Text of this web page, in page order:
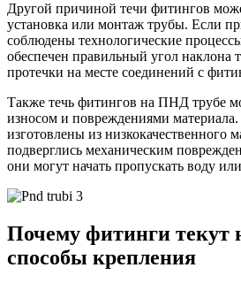
Другой причиной течи фитингов
установка или монтаж трубы. Если
соблюдены технологические
обеспечен правильный угол наклона
протечки на месте соединений с
Также течь фитингов на ПНД трубе
износом и повреждениями
изготовлены из низкокачественного
подверглись механическим
они могут начать пропускать воду или
Почему фитинги текут
способы крепления